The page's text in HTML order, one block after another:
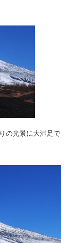
の光景に大満足で